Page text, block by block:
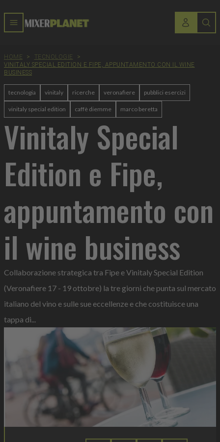
HOME > TECNOLOGIE
>
VINITALY SPECIAL EDITION E FIPE, APPUNTAMENTO CON IL WINE
BUSINESS
tecnologia vinitaly ricerche veronafiere pubblici esercizi
vinitaly special edition caffè diemme marco beretta
Vinitaly Special
Edition e Fipe,
appuntamento con
il wine business
Collaborazione strategica tra Fipe e Vinitaly Special Edition
(Veronafiere 17 - 19 ottobre) la tre giorni che punta sul mercato
italiano del vino e sulle sue eccellenze e che costituisce una
tappa di...